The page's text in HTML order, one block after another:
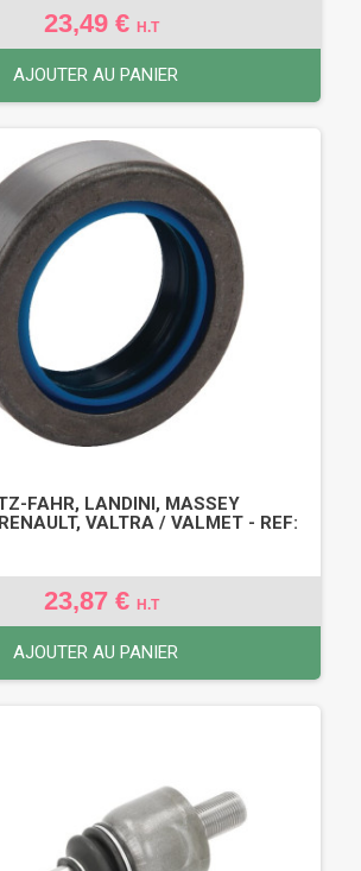
23,49 € H.T
AJOUTER AU PANIER
FAHR, LANDINI, MASSEY
VALTRA / VALMET - REF:
23,87 € H.T
AJOUTER AU PANIER